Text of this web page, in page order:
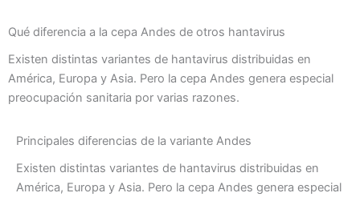
Qué diferencia a la cepa Andes de otros hantavirus
Existen distintas variantes de hantavirus distribuidas en
América, Europa y Asia. Pero la cepa Andes genera especial
preocupación sanitaria por varias razones.
Principales diferencias de la variante Andes
Existen distintas variantes de hantavirus distribuidas en
América, Europa y Asia. Pero la cepa Andes genera especial